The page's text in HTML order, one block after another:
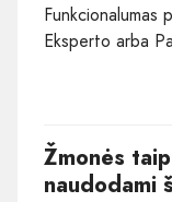
Funkcionalumas
Eksperto arba
Žmonės
naudodami